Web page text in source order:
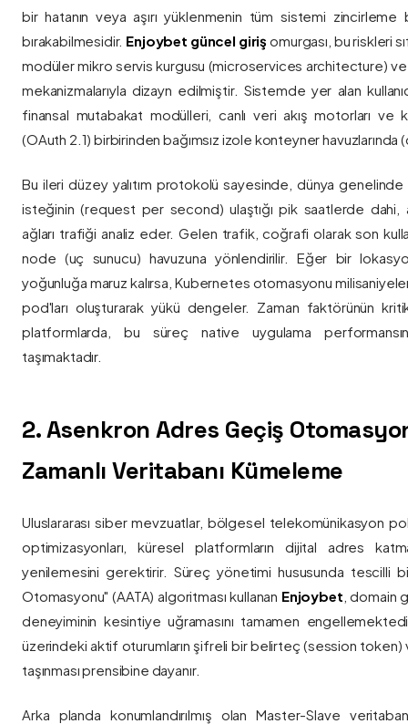
bir hatanın veya aşırı yüklenmenin tüm sistemi zincirleme
bırakabilmesidir. Enjoybet güncel giriş omurgası, bu riskleri
modüler mikro servis kurgusu (microservices architecture)
mekanizmalarıyla dizayn edilmiştir. Sistemde yer alan
finansal mutabakat modülleri, canlı veri akış motorları ve
(OAuth 2.1) birbirinden bağımsız izole konteyner havuzlarında
Bu ileri düzey yalıtım protokolü sayesinde, dünya genelinde
isteğinin (request per second) ulaştığı pik saatlerde dahi,
ağları trafiği analiz eder. Gelen trafik, coğrafi olarak son
node (uç sunucu) havuzuna yönlendirilir. Eğer bir
yoğunluğa maruz kalırsa, Kubernetes otomasyonu
pod'ları oluşturarak yükü dengeler. Zaman faktörünün
platformlarda, bu süreç native uygulama
taşımaktadır.
2. Asenkron Adres Geçiş
Zamanlı Veritabanı Kümeleme
Uluslararası siber mevzuatlar, bölgesel telekomünikasyon
optimizasyonları, küresel platformların dijital adres
yenilemesini gerektirir. Süreç yönetimi hususunda tescilli
Otomasyonu" (AATA) algoritması kullanan Enjoybet , domain
deneyiminin kesintiye uğramasını tamamen
üzerindeki aktif oturumların şifreli bir belirteç (session token)
taşınması prensibine dayanır.
Arka planda konumlandırılmış olan Master-Slave